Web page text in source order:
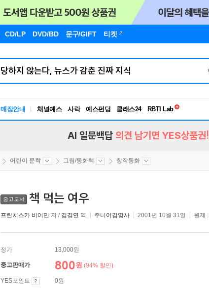
CD/LP DVD/BD 문구/GIFT 티켓
매장안내 채널예스 사락 예스펀딩 클래스24
RBTI Lab
AI 일문백답 의견 남기면 YES상품권!
어린이 문학 그림/동화책 창작동화
중고도서 책 먹는 여우
프란치스카 비어만 저 / 김경연 역 주니어김영사 2001년 10월 31일 원제 :
정가 13,000원
중고판매가 800원 (94% 할인)
YES포인트 0원